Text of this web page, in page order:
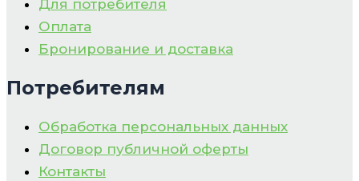
Для потребителя
Оплата
Бронирование и доставка
Потребителям
Обработка персональных данных
Договор публичной оферты
Контакты